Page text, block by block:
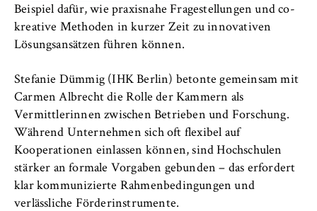
Beispiel dafür, wie praxisnahe Fragestellungen und co-
kreative Methoden in kurzer Zeit zu innovativen
Lösungsansätzen führen können.
Stefanie Dümmig (IHK Berlin) betonte gemeinsam mit
Carmen Albrecht die Rolle der Kammern als
Vermittlerinnen zwischen Betrieben und Forschung.
Während Unternehmen sich oft flexibel auf
Kooperationen einlassen können, sind Hochschulen
stärker an formale Vorgaben gebunden – das erfordert
klar kommunizierte Rahmenbedingungen und
verlässliche Förderinstrumente.